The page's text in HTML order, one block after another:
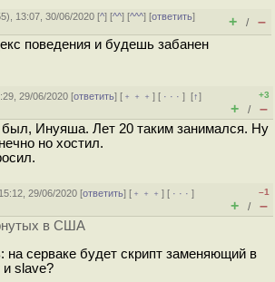
), 13:07, 30/06/2020 [^] [^^] [^^^] [ответить]
+ / –
поведения и будешь забанен
29/06/2020 [ответить] [ ﹢﹢﹢] [ · · ·][↑]
+3
+ / –
был, Инуяша. Лет 20 таким занимался. Ну
но хостил.
29/06/2020 [ответить] [ ﹢﹢﹢] [ · · ·]
–1
+ / –
в США
на серваке будет скрипт заменяющий в
и slave?